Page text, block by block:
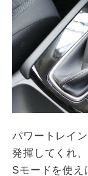
パワートレイ
発揮してくれ
Sモードを使え